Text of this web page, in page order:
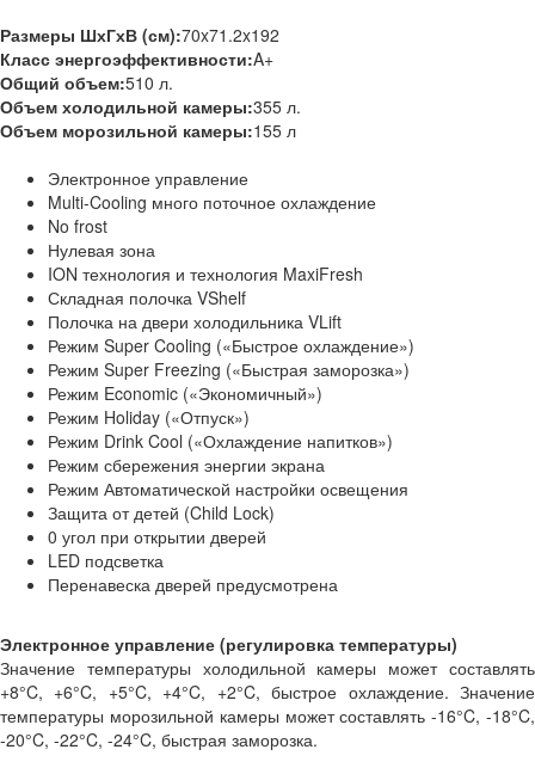
Размеры ШхГхВ (см):70x71.2x192
Класс энергоэффективности:A+
Общий объем:510 л.
Объем холодильной камеры:355 л.
Объем морозильной камеры:155 л
Электронное управление
Multi-Cooling много поточное охлаждение
No frost
Нулевая зона
ION технология и технология MaxiFresh
Складная полочка VShelf
Полочка на двери холодильника VLift
Режим Super Cooling («Быстрое охлаждение»)
Режим Super Freezing («Быстрая заморозка»)
Режим Economic («Экономичный»)
Режим Holiday («Отпуск»)
Режим Drink Cool («Охлаждение напитков»)
Режим сбережения энергии экрана
Режим Автоматической настройки освещения
Защита от детей (Child Lock)
0 угол при открытии дверей
LED подсветка
Перенавеска дверей предусмотрена
Электронное управление (регулировка температуры)
Значение температуры холодильной камеры может составлять
+8°C, +6°C, +5°C, +4°C, +2°C, быстрое охлаждение. Значение
температуры морозильной камеры может составлять -16°C, -18°C,
-20°C, -22°C, -24°C, быстрая заморозка.